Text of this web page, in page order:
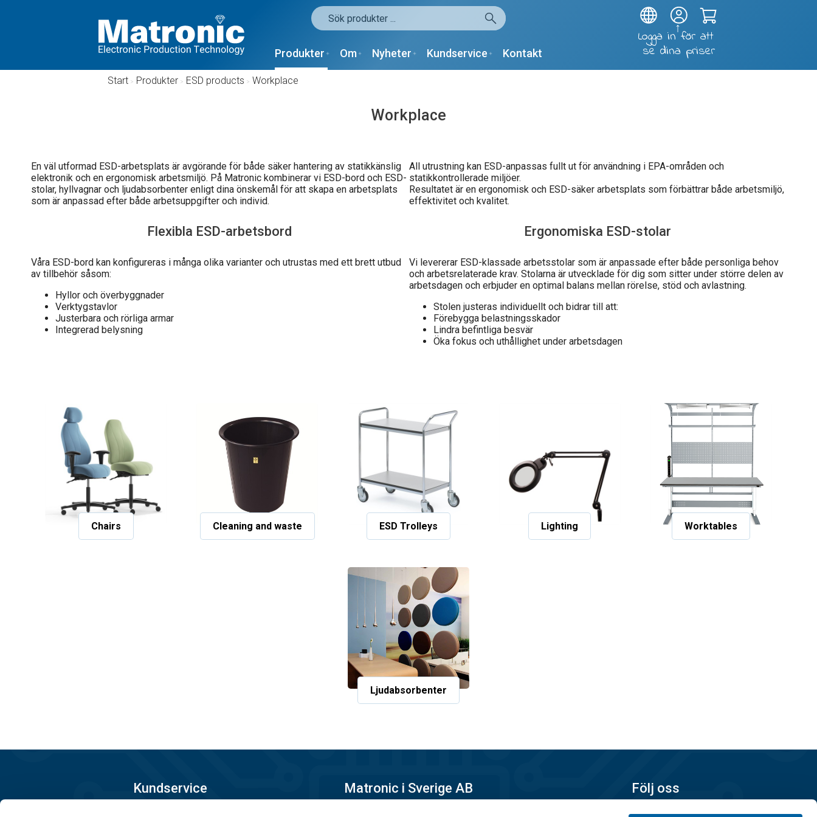
Produkter Om Nyheter Kundservice Kontakt
Start / Produkter / ESD products / Workplace
Workplace
En väl utformad ESD-arbetsplats är avgörande för både säker hantering av statikkänslig
elektronik och en ergonomisk arbetsmiljö. På Matronic kombinerar vi ESD-bord och ESD-
stolar, hyllvagnar och ljudabsorbenter enligt dina önskemål för att skapa en arbetsplats
som är anpassad efter både arbetsuppgifter och individ.
Flexibla ESD-arbetsbord
Våra ESD-bord kan konfigureras i många olika varianter och utrustas med ett brett utbud
av tillbehör såsom:
Hyllor och överbyggnader
Verktygstavlor
Justerbara och rörliga armar
Integrerad belysning
All utrustning kan ESD-anpassas fullt ut för användning i EPA-områden och
statikkontrollerade miljöer.
Resultatet är en ergonomisk och ESD-säker arbetsplats som förbättrar både arbetsmiljö,
effektivitet och kvalitet.
Ergonomiska ESD-stolar
Vi levererar ESD-klassade arbetsstolar som är anpassade efter både personliga behov
och arbetsrelaterade krav. Stolarna är utvecklade för dig som sitter under större delen av
arbetsdagen och erbjuder en optimal balans mellan rörelse, stöd och avlastning.
Stolen justeras individuellt och bidrar till att:
Förebygga belastningsskador
Lindra befintliga besvär
Öka fokus och uthållighet under arbetsdagen
Chairs Cleaning and waste ESD Trolleys Lighting Worktables
Ljudabsorbenter
Kundservice Matronic i Sverige AB Följ oss